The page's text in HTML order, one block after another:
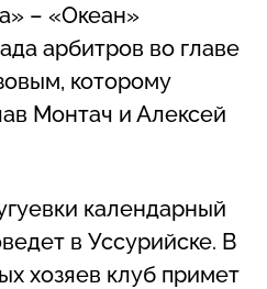
– «Океан»
арбитров во главе
которому
Монтач и Алексей
календарный
в Уссурийске. В
хозяев клуб примет